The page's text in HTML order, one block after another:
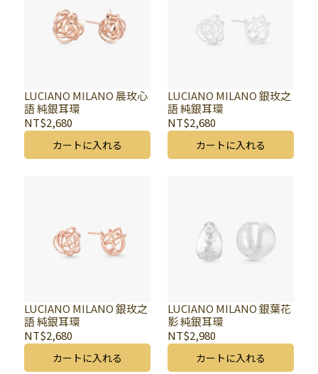
LUCIANO MILANO 晨玫心
語 純銀耳環
NT$2,680
カートに入れる
LUCIANO MILANO 銀玫之
語 純銀耳環
NT$2,680
カートに入れる
LUCIANO MILANO 銀玫之
語 純銀耳環
NT$2,680
カートに入れる
LUCIANO MILANO 銀葉花
影 純銀耳環
NT$2,980
カートに入れる